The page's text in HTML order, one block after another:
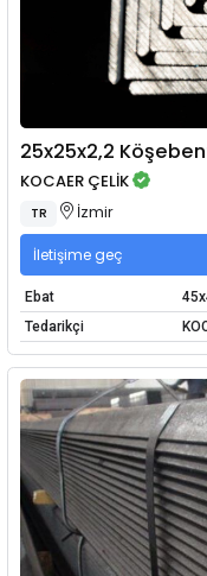
25x25x2,2
KOCAER ÇELİK
TR İzmir
İletişime geç
Ebat
Tedarikçi